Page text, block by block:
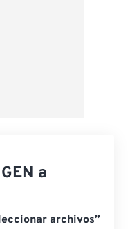
a
archivos”